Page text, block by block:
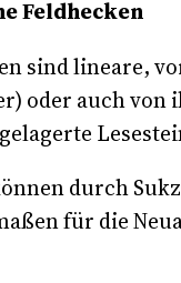
Feldhecken
sind lineare,
oder auch von
durch
für die